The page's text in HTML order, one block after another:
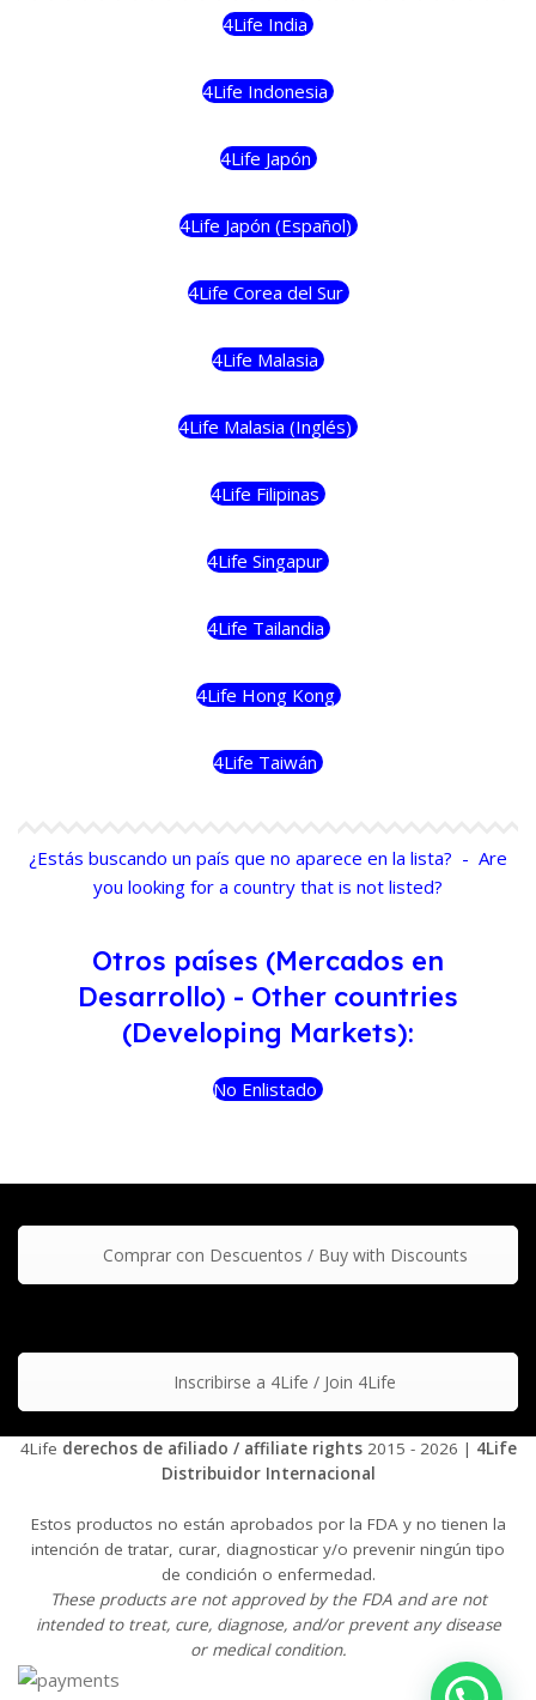
4Life India
4Life Indonesia
4Life Japón
4Life Japón (Español)
4Life Corea del Sur
4Life Malasia
4Life Malasia (Inglés)
4Life Filipinas
4Life Singapur
4Life Tailandia
4Life Hong Kong
4Life Taiwán
¿Estás buscando un país que no aparece en la lista? - Are
you looking for a country that is not listed?
Otros países (Mercados en
Desarrollo) - Other countries
(Developing Markets):
No Enlistado
Comprar con Descuentos / Buy with Discounts
Inscribirse a 4Life / Join 4Life
4Life derechos de afiliado / affiliate rights 2015 - 2026 | 4Life
Distribuidor Internacional
Estos productos no están aprobados por la FDA y no tienen la
intención de tratar, curar, diagnosticar y/o prevenir ningún tipo
de condición o enfermedad.
These products are not approved by the FDA and are not
intended to treat, cure, diagnose, and/or prevent any disease
or medical condition.